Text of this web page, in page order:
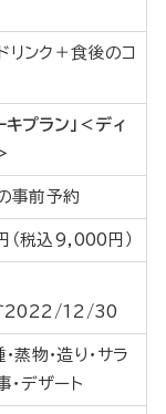
ク＋食後のコ
プラン」＜ディ
事前予約
税込9,000円）
12/30
蒸物・造り・サラ
・デザート